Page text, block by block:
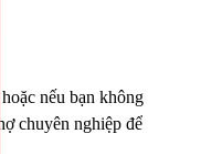
nếu bạn không
chuyên nghiệp để